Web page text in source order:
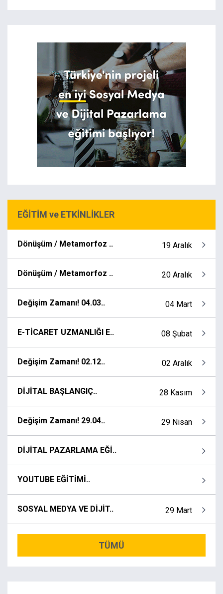
EĞİTİM ve ETKİNLİKLER
Dönüşüm / Metamorfoz .. 19 Aralık
Dönüşüm / Metamorfoz .. 20 Aralık
Değişim Zamanı! 04.03.. 04 Mart
E-TİCARET UZMANLIĞI E.. 08 Şubat
Değişim Zamanı! 02.12.. 02 Aralık
DİJİTAL BAŞLANGIÇ.. 28 Kasım
Değişim Zamanı! 29.04.. 29 Nisan
DİJİTAL PAZARLAMA EĞİ..
YOUTUBE EĞİTİMİ..
SOSYAL MEDYA VE DİJİT.. 29 Mart
TÜMÜ